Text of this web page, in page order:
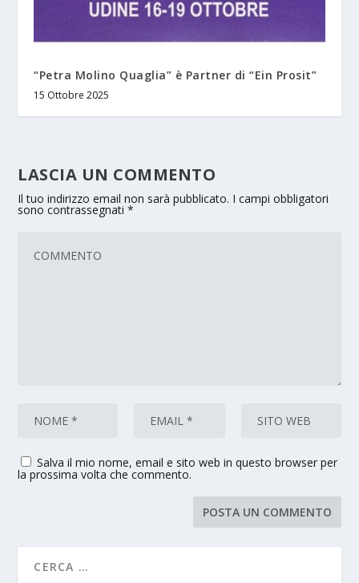
“Petra Molino Quaglia” è Partner di “Ein Prosit”
15 Ottobre 2025
LASCIA UN COMMENTO
Il tuo indirizzo email non sarà pubblicato. I campi obbligatori
sono contrassegnati*
Salva il mio nome, email e sito web in questo browser per
la prossima volta che commento.